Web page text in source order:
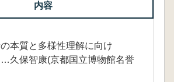
内容
本質と多様性理解に向け
智康(京都国立博物館名誉